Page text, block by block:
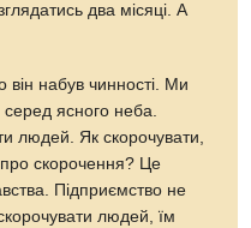
два місяці. А
він набув чинності. Ми
серед ясного неба.
людей. Як скорочувати,
скорочення? Це
Підприємство не
людей, їм